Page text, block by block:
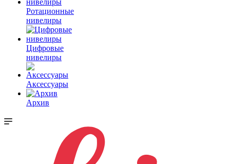
Ротационные
нивелиры
Цифровые
нивелиры
Аксессуары
Архив